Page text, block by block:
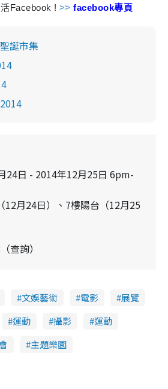
Facebook ! >>facebook專頁
誕市集
24日 - 2014年12月25日 6pm-
12月24日）、7樓陽台（12月25
查詢）
文娛藝術 電影
展覽
運動 攝影
運動
主題樂園